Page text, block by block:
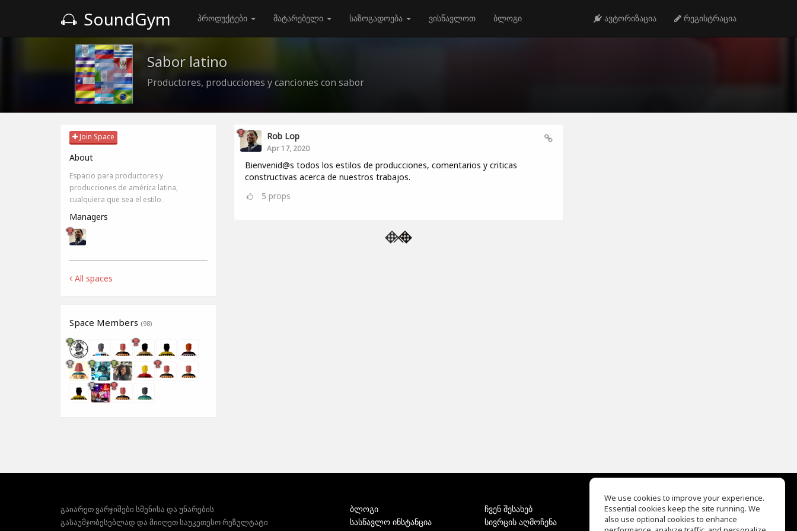
SoundGym პროდუქტები მატარებელი საზოგადოება ვისწავლოთ ბლოგი ავტორიზაცია რეგისტრაცია
Sabor latino
Productores, producciones y canciones con sabor
Join Space
About
Espacio para productores y
producciones de américa latina,
cualquiera que sea el estilo.
Managers
All spaces
Space Members (98)
Rob Lop
Apr 17, 2020
Bienvenid@s todos los estilos de producciones, comentarios y criticas
constructivas acerca de nuestros trabajos.
5 props
გაიარეთ ვარჯიშები სმენისა და უნარების
გასაუმჯობესებლად და მიიღეთ საუკეთესო რეზულტატი
ბლოგი
სასწავლო ინსტანცია
ჩვენ შესახებ
სივრცის აღმოჩენა
EQ Ear Training
Drum Machine
We use cookies to improve your experience.
Essential cookies keep the site running. We
also use optional cookies to enhance